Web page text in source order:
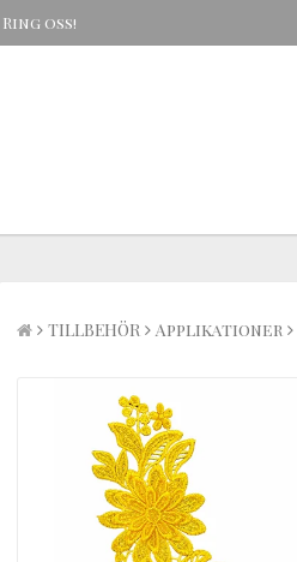
oss!
TILLBEHÖR Applikationer